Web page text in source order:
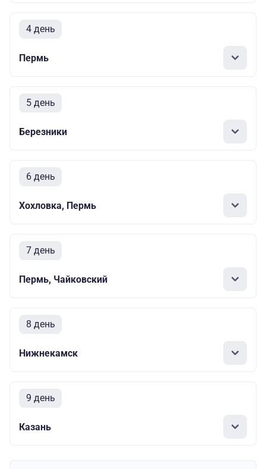
4 день
Пермь
5 день
Березники
6 день
Хохловка, Пермь
7 день
Пермь, Чайковский
8 день
Нижнекамск
9 день
Казань